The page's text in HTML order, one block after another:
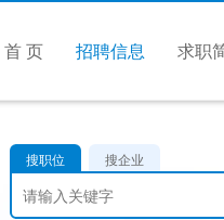
首 页 招聘信息 求职
搜职位 搜企业